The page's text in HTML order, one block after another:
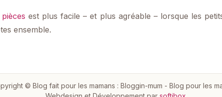
est plus facile – et plus agréable – lorsque les
ensemble.
© Blog fait pour les mamans : Bloggin-mum - Blog pour les